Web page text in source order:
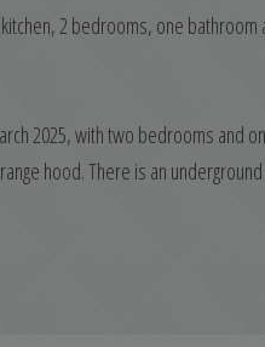
2 bedrooms, one
2025, with two bedrooms and
hood. There is an